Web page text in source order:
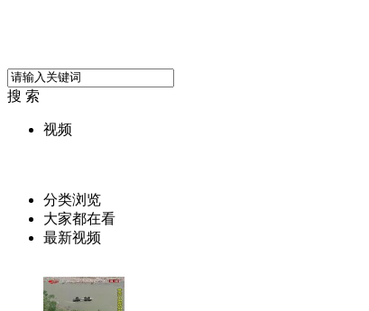
搜 索
视频
分类浏览
大家都在看
最新视频